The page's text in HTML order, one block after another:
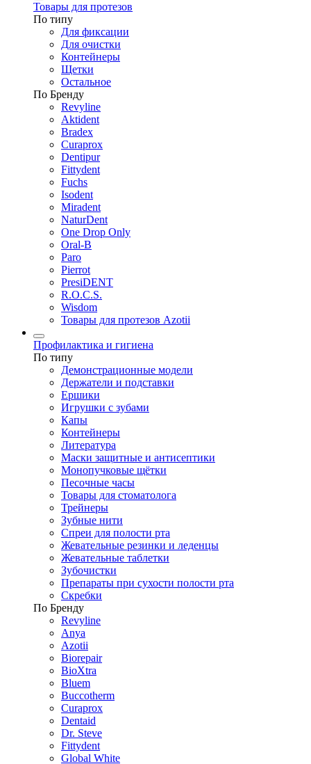
Товары для протезов
По типу
Для фиксации
Для очистки
Контейнеры
Щетки
Остальное
По Бренду
Revyline
Aktident
Bradex
Curaprox
Dentipur
Fittydent
Fuchs
Isodent
Miradent
NaturDent
One Drop Only
Oral-B
Paro
Pierrot
PresiDENT
R.O.C.S.
Wisdom
Товары для протезов Azotii
Профилактика и гигиена
По типу
Демонстрационные модели
Держатели и подставки
Ершики
Игрушки с зубами
Капы
Контейнеры
Литература
Маски защитные и антисептики
Монопучковые щётки
Песочные часы
Товары для стоматолога
Трейнеры
Зубные нити
Спреи для полости рта
Жевательные резинки и леденцы
Жевательные таблетки
Зубочистки
Препараты при сухости полости рта
Скребки
По Бренду
Revyline
Anya
Azotii
Biorepair
BioXtra
Bluem
Buccotherm
Curaprox
Dentaid
Dr. Steve
Fittydent
Global White